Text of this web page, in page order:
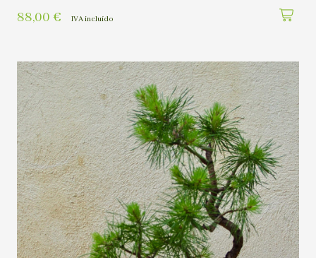
88,00 € IVA incluído